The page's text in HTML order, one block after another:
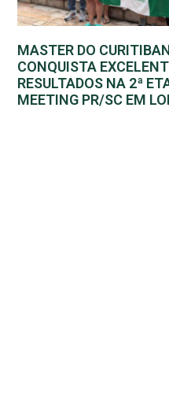
MASTER DO
CONQUISTA
RESULTADOS NA 2ª
MEETING PR/SC EM